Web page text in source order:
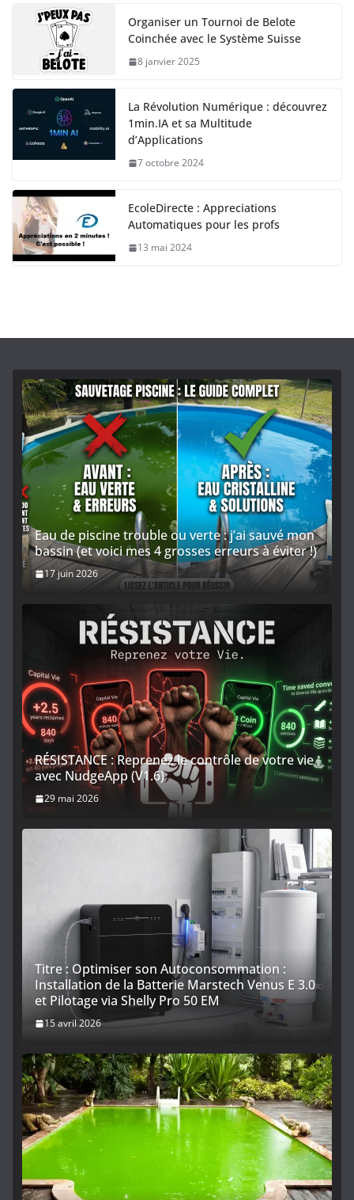
Organiser un Tournoi de Belote
Coinchée avec le Système Suisse
8 janvier 2025
La Révolution Numérique : découvrez
1min.IA et sa Multitude
d’Applications
7 octobre 2024
EcoleDirecte : Appreciations
Automatiques pour les profs
13 mai 2024
Eau de piscine trouble ou verte : j’ai sauvé mon
bassin (et voici mes 4 grosses erreurs à éviter !)
17 juin 2026
RÉSISTANCE : Reprenez le contrôle de votre vie
avec NudgeApp (V1.6)
29 mai 2026
Titre : Optimiser son Autoconsommation :
Installation de la Batterie Marstech Venus E 3.0
et Pilotage via Shelly Pro 50 EM
15 avril 2026